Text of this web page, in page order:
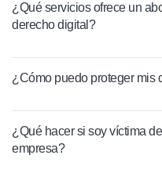
¿Qué servicios ofrece un
derecho digital?
¿Cómo puedo proteger mis
¿Qué hacer si soy víctima
empresa?